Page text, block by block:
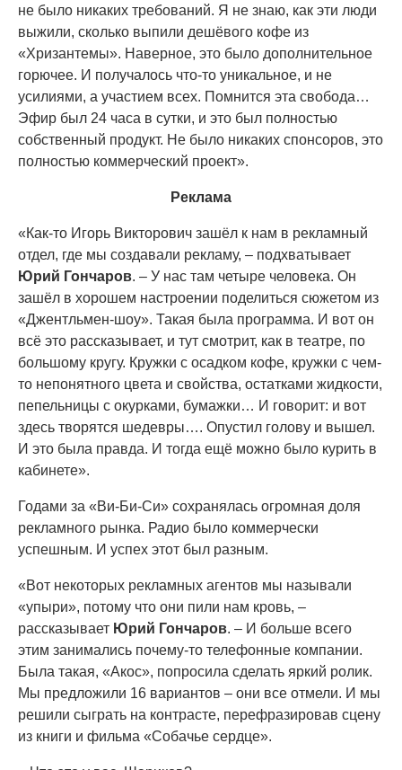
не было никаких требований. Я не знаю, как эти люди
выжили, сколько выпили дешёвого кофе из
«Хризантемы». Наверное, это было дополнительное
горючее. И получалось что-то уникальное, и не
усилиями, а участием всех. Помнится эта свобода…
Эфир был 24 часа в сутки, и это был полностью
собственный продукт. Не было никаких спонсоров, это
полностью коммерческий проект».
Реклама
«Как-то Игорь Викторович зашёл к нам в рекламный
отдел, где мы создавали рекламу, – подхватывает
Юрий Гончаров. – У нас там четыре человека. Он
зашёл в хорошем настроении поделиться сюжетом из
«Джентльмен-шоу». Такая была программа. И вот он
всё это рассказывает, и тут смотрит, как в театре, по
большому кругу. Кружки с осадком кофе, кружки с чем-
то непонятного цвета и свойства, остатками жидкости,
пепельницы с окурками, бумажки… И говорит: и вот
здесь творятся шедевры…. Опустил голову и вышел.
И это была правда. И тогда ещё можно было курить в
кабинете».
Годами за «Ви-Би-Си» сохранялась огромная доля
рекламного рынка. Радио было коммерчески
успешным. И успех этот был разным.
«Вот некоторых рекламных агентов мы называли
«упыри», потому что они пили нам кровь, –
рассказывает Юрий Гончаров. – И больше всего
этим занимались почему-то телефонные компании.
Была такая, «Акос», попросила сделать яркий ролик.
Мы предложили 16 вариантов – они все отмели. И мы
решили сыграть на контрасте, перефразировав сцену
из книги и фильма «Собачье сердце».